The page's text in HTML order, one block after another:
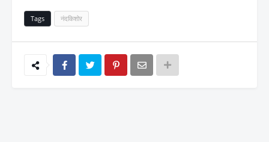
Tags नंदकिशोर